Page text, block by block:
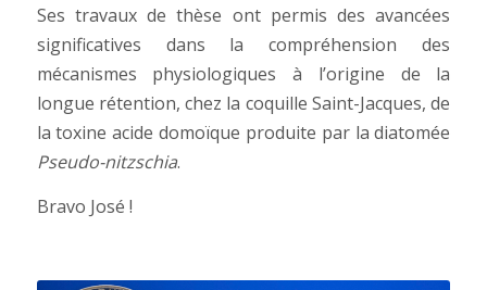
Ses travaux de thèse ont permis des avancées
significatives dans la compréhension des
mécanismes physiologiques à l’origine de la
longue rétention, chez la coquille Saint-Jacques, de
la toxine acide domoïque produite par la diatomée
Pseudo-nitzschia.
Bravo José !